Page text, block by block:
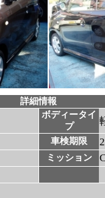
詳細情報
ボディータイ
プ
車検期限
ミッション